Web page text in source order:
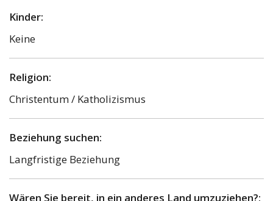
Kinder:
Keine
Religion:
Christentum / Katholizismus
Beziehung suchen:
Langfristige Beziehung
Wären Sie bereit, in ein anderes Land umzuziehen?: